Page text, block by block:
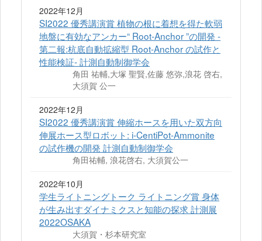
2022年12月
SI2022 優秀講演賞 植物の根に着想を得た軟弱
地盤に有効なアンカー“ Root-Anchor ”の開発 -
第二報:杭底自動拡縮型 Root-Anchor の試作と
性能検証- 計測自動制御学会
角田 祐輔,大塚 聖賢,佐藤 悠弥,浪花 啓右,
大須賀 公一
2022年12月
SI2022 優秀講演賞 伸縮ホースを用いた双方向
伸展ホース型ロボット: i-CentiPot-Ammonite
の試作機の開発 計測自動制御学会
角田祐輔, 浪花啓右, 大須賀公一
2022年10月
学生ライトニングトーク ライトニング賞 身体
が生み出すダイナミクスと知能の探求 計測展
2022OSAKA
大須賀・杉本研究室